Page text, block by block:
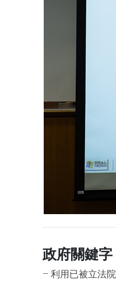
政府關鍵字
– 利用已被立法